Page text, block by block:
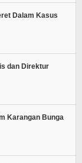
Dalam Kasus
dan Direktur
Karangan Bunga